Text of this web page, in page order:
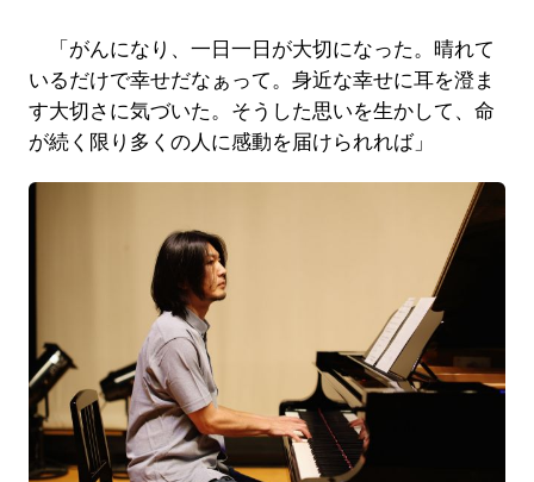
「がんになり、一日一日が大切になった。晴れて
いるだけで幸せだなぁって。身近な幸せに耳を澄ま
す大切さに気づいた。そうした思いを生かして、命
が続く限り多くの人に感動を届けられれば」